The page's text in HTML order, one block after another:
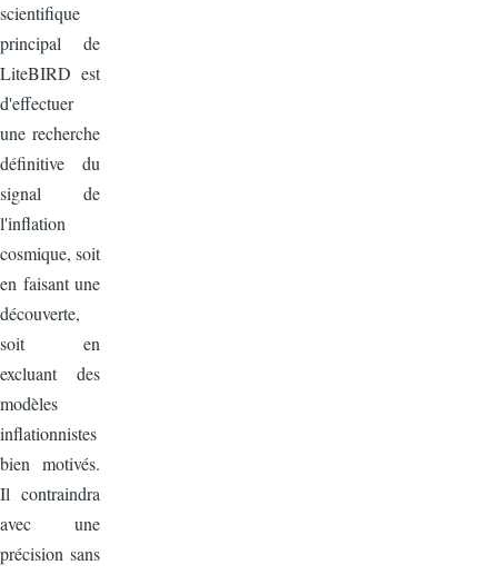
scientifique
principal de
LiteBIRD est
d'effectuer
une recherche
définitive du
signal de
l'inflation
cosmique, soit
en faisant une
découverte,
soit en
excluant des
modèles
inflationnistes
bien motivés.
Il contraindra
avec une
précision sans